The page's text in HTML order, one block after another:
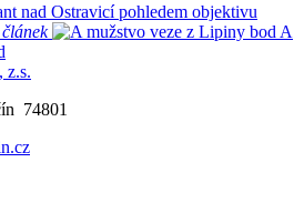
nad Ostravicí pohledem objektivu
článek
A
z.s.
74801